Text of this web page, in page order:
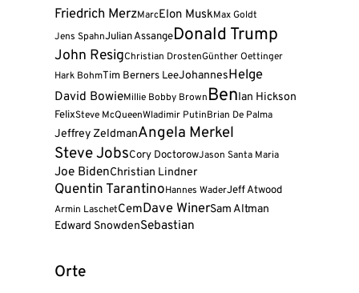
Friedrich MerzMarcElon MuskMax Goldt
Jens SpahnJulian AssangeDonald Trump
John ResigChristian DrostenGünther Oettinger
Hark BohmTim Berners LeeJohannesHelge
David BowieMillie Bobby BrownBenIan Hickson
FelixSteve McQueenWladimir PutinBrian De Palma
Jeffrey ZeldmanAngela Merkel
Steve JobsCory DoctorowJason Santa Maria
Joe BidenChristian Lindner
Quentin TarantinoHannes WaderJeff Atwood
Armin LaschetCemDave WinerSam Altman
Edward SnowdenSebastian
Orte